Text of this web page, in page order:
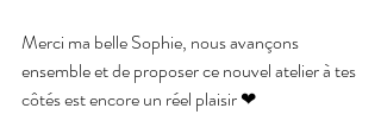
Merci ma belle Sophie, nous avançons
ensemble et de proposer ce nouvel atelier à tes
côtés est encore un réel plaisir ❤